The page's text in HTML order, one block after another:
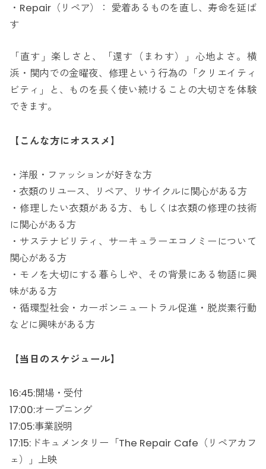
・Repair（リペア）： 愛着あるものを直し、寿命を延ば
す
「直す」楽しさと、「還す（まわす）」心地よさ。横
浜・関内での金曜夜、修理という行為の「クリエイティ
ビティ」と、ものを長く使い続けることの大切さを体験
できます。
【こんな方にオススメ】
・洋服・ファッションが好きな方
・衣類のリユース、リペア、リサイクルに関心がある方
・修理したい衣類がある方、もしくは衣類の修理の技術
に関心がある方
・サステナビリティ、サーキュラーエコノミーについて
関心がある方
・モノを大切にする暮らしや、その背景にある物語に興
味がある方
・循環型社会・カーボンニュートラル促進・脱炭素行動
などに興味がある方
【当日のスケジュール】
16:45:開場・受付
17:00:オープニング
17:05:事業説明
17:15:ドキュメンタリー「The Repair Cafe（リペアカフ
ェ）」上映